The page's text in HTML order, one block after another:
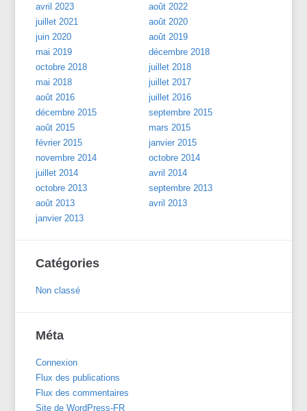
avril 2023
août 2022
juillet 2021
août 2020
juin 2020
août 2019
mai 2019
décembre 2018
octobre 2018
juillet 2018
mai 2018
juillet 2017
août 2016
juillet 2016
décembre 2015
septembre 2015
août 2015
mars 2015
février 2015
janvier 2015
novembre 2014
octobre 2014
juillet 2014
avril 2014
octobre 2013
septembre 2013
août 2013
avril 2013
janvier 2013
Catégories
Non classé
Méta
Connexion
Flux des publications
Flux des commentaires
Site de WordPress-FR